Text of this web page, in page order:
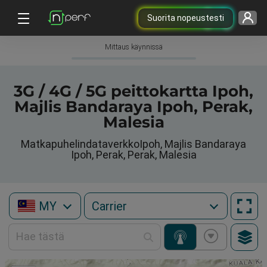
Suorita nopeustesti
Mittaus käynnissä
3G / 4G / 5G peittokartta Ipoh,
Majlis Bandaraya Ipoh, Perak,
Malesia
MatkapuhelindataverkkoIpoh, Majlis Bandaraya
Ipoh, Perak, Perak, Malesia
MY